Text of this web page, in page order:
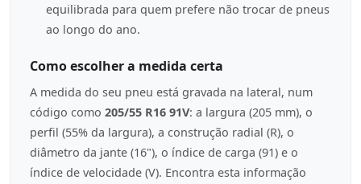
equilibrada para quem prefere não trocar de pneus
ao longo do ano.
Como escolher a medida certa
A medida do seu pneu está gravada na lateral, num
código como 205/55 R16 91V: a largura (205 mm), o
perfil (55% da largura), a construção radial (R), o
diâmetro da jante (16"), o índice de carga (91) e o
índice de velocidade (V). Encontra esta informação